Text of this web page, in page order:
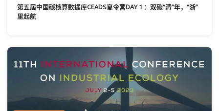
第五届中国碳核算数据库CEADS夏令营DAY 1 ：双碳“清”年，“浙”
里起航